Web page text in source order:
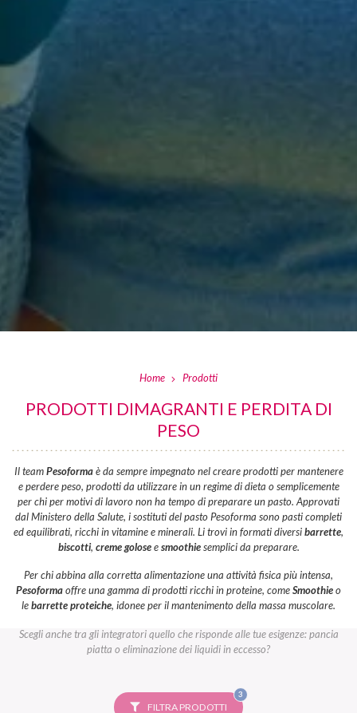
Home Prodotti
PRODOTTI DIMAGRANTI E PERDITA DI
PESO
Il teamPesoformaè da sempre impegnato nel creare prodotti per mantenere
e perdere peso, prodotti da utilizzare in un regime di dieta o semplicemente
per chi per motivi di lavoro non ha tempo di preparare un pasto. Approvati
dal Ministero della Salute, i sostituti del pasto Pesoforma sono pasti completi
ed equilibrati, ricchi in vitamine e minerali. Li trovi in formati diversibarrette,
biscotti, creme goloseesmoothiesemplici da preparare.
Per chi abbina alla corretta alimentazione una attività fisica più intensa,
Pesoformaoffre una gamma di prodotti ricchi in proteine, comeSmoothieo
lebarrette proteiche, idonee per il mantenimento della massa muscolare.
Scegli anche tra gli integratori quello che risponde alle tue esigenze: pancia
piatta o eliminazione dei liquidi in eccesso?
FILTRA PRODOTTI
3FILTRI
SELEZIONATI